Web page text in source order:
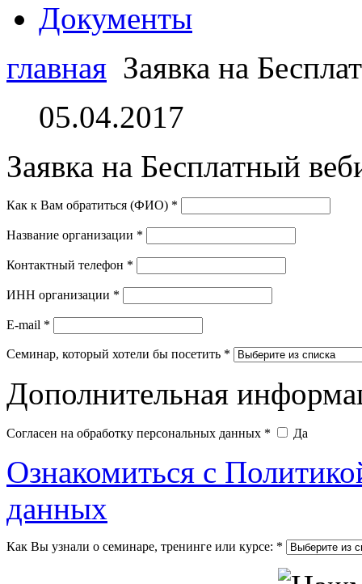
Документы
главная Заявка на
05.04.2017
Заявка на Бесплатный
Как к Вам обратиться (ФИО) *
Название организации *
Контактный телефон *
ИНН организации *
E-mail *
Семинар, который хотели бы посетить *
Дополнительная
Согласен на обработку персональных данных * Да
Ознакомиться с
данных
Как Вы узнали о семинаре, тренинге или курсе: *